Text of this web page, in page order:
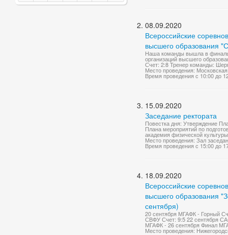
08.09.2020
Всероссийские
высшего образования
Наша команды вышла в
организаций высшего
Счет: 2:8 Тренер команды:
Место проведения:
Время проведения с 10:00 до
15.09.2020
Заседание ректората
Повестка дня: Утверждение
Плана мероприятий по
академия физической
Место проведения: Зал
Время проведения с 15:00 до
18.09.2020
Всероссийские
высшего образования
сентября)
20 сентября МГАФК - Горный
СВФУ Счет: 9:5 22 сентября
МГАФК - 26 сентября Финал
Место проведения: